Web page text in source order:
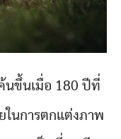
นขึ้นเมื่อ 180 ปีที่
นการตกแต่งภาพ